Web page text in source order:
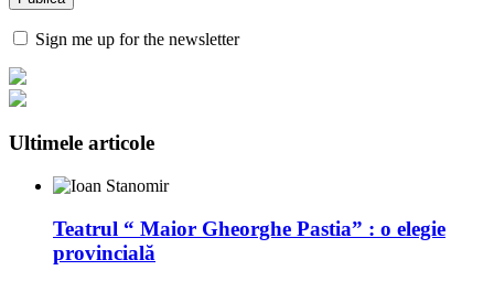
Sign me up for the newsletter
Ultimele articole
Teatrul “ Maior Gheorghe Pastia” : o elegie
provincială